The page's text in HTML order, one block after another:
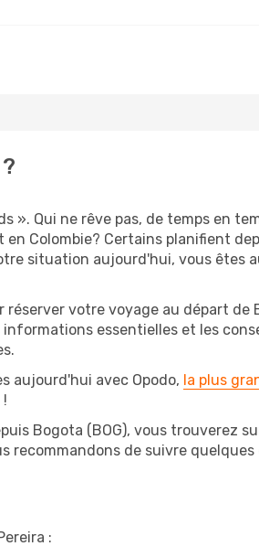
». Qui ne rêve pas, de temps en
Colombie? Certains planifient
situation aujourd'hui, vous êtes
votre voyage au départ de
essentielles et les
aujourd'hui avec Opodo, la plus
Bogota (BOG), vous trouverez
recommandons de suivre
: